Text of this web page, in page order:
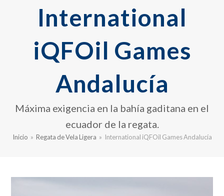
International
iQFOil Games
Andalucía
Máxima exigencia en la bahía gaditana en el
ecuador de la regata.
Inicio » Regata de Vela Ligera » International iQFOil Games Andalucía